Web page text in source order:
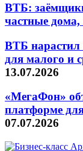
ВТБ:
частные дома,
ВТБ нарастил
для малого и
13.07.2026
«МегаФон»
платформе
07.07.2026